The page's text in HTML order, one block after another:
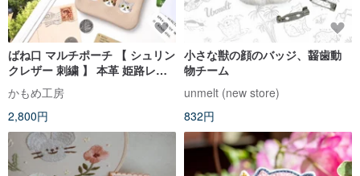
ばね口 マルチポーチ 【 シュリン
クレザー 刺繍 】 本革 姫路レザ
ー 小物入れ アクセサリーポーチ
HW42K
かもめ工房
2,800円
小さな獣の顔のバッジ、齧歯動
物チーム
unmelt (new store)
832円